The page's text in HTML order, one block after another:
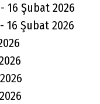
16 Şubat 2026
16 Şubat 2026